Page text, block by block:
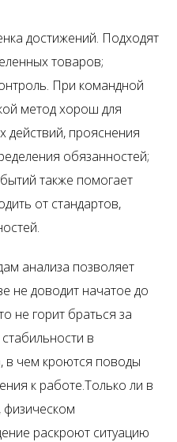
достижений. Подходят
товаров;
При командной
метод хорош для
действий, прояснения
обязанностей;
также помогает
от стандартов,
анализа позволяет
не доводит начатое до
не горит браться за
в
в чем кроются поводы
к работе.Только ли в
физическом
раскроют ситуацию